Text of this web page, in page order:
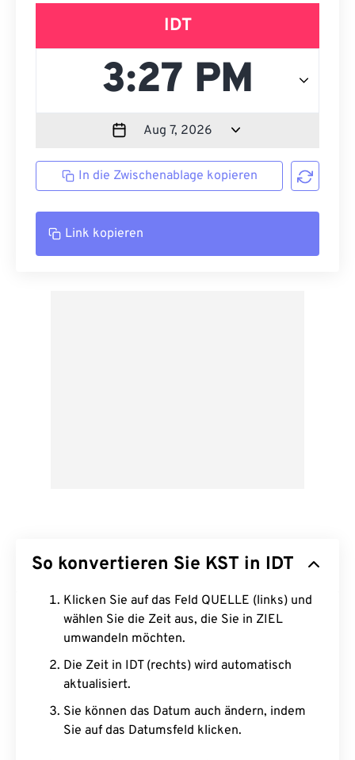
IDT
In die Zwischenablage kopieren
Link kopieren
So konvertieren Sie KST in IDT
Klicken Sie auf das Feld QUELLE (links) und
wählen Sie die Zeit aus, die Sie in ZIEL
umwandeln möchten.
Die Zeit in IDT (rechts) wird automatisch
aktualisiert.
Sie können das Datum auch ändern, indem
Sie auf das Datumsfeld klicken.